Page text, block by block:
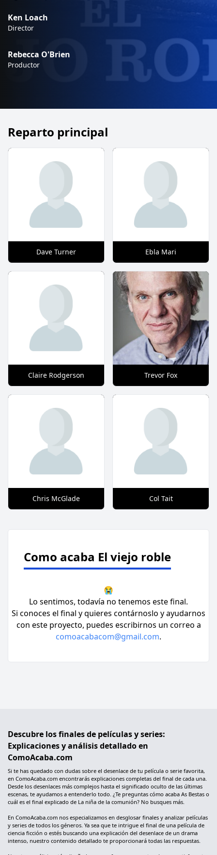
Ken Loach
Director
Rebecca O'Brien
Productor
Reparto principal
Dave Turner Ebla Mari
Claire Rodgerson Trevor Fox
Chris McGlade Col Tait
Como acaba El viejo roble
😭
Lo sentimos, todavía no tenemos este final.
Si conoces el final y quieres contárnoslo y ayudarnos
con este proyecto, puedes escribirnos un correo a
comoacabacom@gmail.com.
Descubre los finales de películas y series:
Explicaciones y análisis detallado en
ComoAcaba.com
Si te has quedado con dudas sobre el desenlace de tu película o serie favorita,
en ComoAcaba.com encontrarás explicaciones completas del final de cada una.
Desde los desenlaces más complejos hasta el significado oculto de las últimas
escenas, te ayudamos a entenderlo todo. ¿Te preguntas cómo acaba As Bestas o
cuál es el final explicado de La niña de la comunión? No busques más.
En ComoAcaba.com nos especializamos en desglosar finales y analizar películas
y series de todos los géneros. Ya sea que te intrigue el final de una película de
ciencia ficción o estés buscando una explicación del desenlace de un drama
intenso, nuestro contenido detallado te proporcionará todas las respuestas.